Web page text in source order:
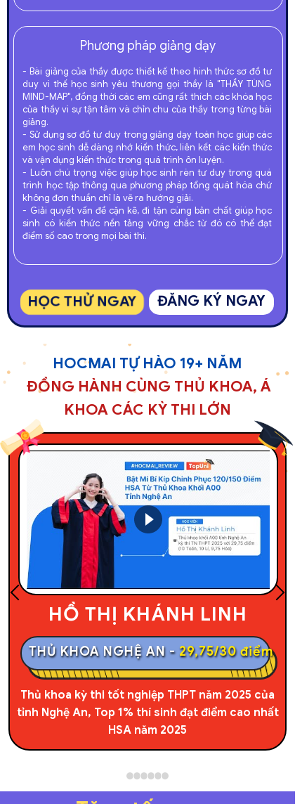
HỌC THỬ NGAY ĐĂNG KÝ NGAY
Phương pháp giảng dạy
- Bài giảng của thầy được thiết kế theo hình thức sơ đồ tư
duy vì thế học sinh yêu thương gọi thầy là "THẦY TÙNG
MIND-MAP", đồng thời các em cũng rất thích các khóa học
của thầy vì sự tận tâm và chỉn chu của thầy trong từng bài
giảng.
- Sử dụng sơ đồ tư duy trong giảng dạy toán học giúp các
em học sinh dễ dàng nhớ kiến thức, liên kết các kiến thức
và vận dụng kiến thức trong quá trình ôn luyện.
- Luôn chú trọng việc giúp học sinh rèn tư duy trong quá
trình học tập thông qua phương pháp tổng quát hóa chứ
không đơn thuần chỉ là vẽ ra hướng giải.
- Giải quyết vấn đề cặn kẽ, đi tận cùng bản chất giúp học
sinh có kiến thức nền tảng vững chắc từ đó có thể đạt
điểm số cao trong mọi bài thi.
THỦ KHOA ĐỢT 2 -92,69/100 điểm
Thủ khoa kỳ thi Đánh giá tư duy Đại học Bách
Khoa Hà Nội năm 2025 đợt 2, học viên Khóa TSA
của HOCMAI
NGUYỄN ĐỨC MINH
HOCMAI TỰ HÀO 19+ NĂM
ĐỒNG HÀNH CÙNG THỦ KHOA, Á
KHOA CÁC KỲ THI LỚN